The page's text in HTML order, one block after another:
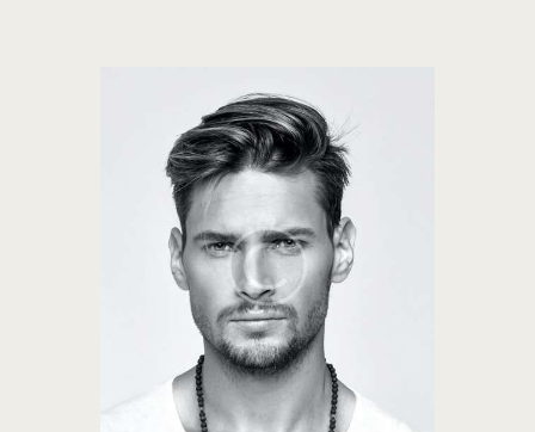
ANA SAYFA
İMKANLAR
FOTOĞRAFLAR
NOSTALJI
360 SANAL TUR
KERVANHAN MENÜ
REZERVASYON
İLETIŞIM